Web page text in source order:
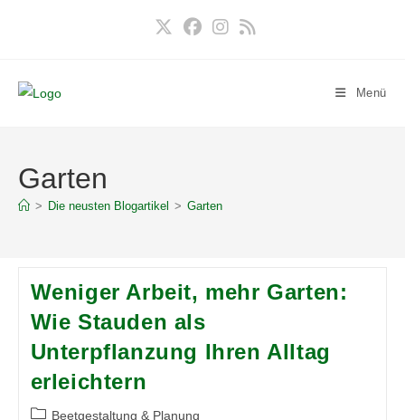
Menü
Garten
> Die neusten Blogartikel > Garten
Weniger Arbeit, mehr Garten:
Wie Stauden als
Unterpflanzung Ihren Alltag
erleichtern
Beitrags-
Beetgestaltung & Planung